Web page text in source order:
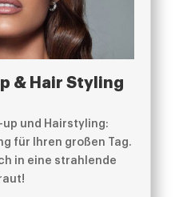
& Hair Styling
und Hairstyling:
für Ihren großen Tag.
in eine strahlende